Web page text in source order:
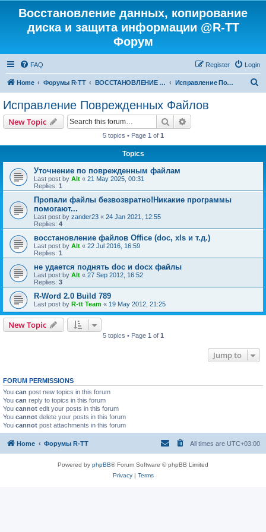
Восстановление данных, копирование
диска и защита информации @R-TT
Форум
FAQ Login
Register
Home Форумы R-TT ВОССТАНОВЛЕНИЕ ДАННЫХ И УДАЛЕННЫХ ФАЙЛОВ Исправление Поврежденных Файлов
Исправление Поврежденных Файлов
New Topic Search
5 topics • Page 1 of 1
Topics
Уточнение по поврежденным файлам
Last post by Alt « 21 May 2025, 00:31
Replies: 1
Пропали файлы безвозвратно!Никакие программы
помогают...
Last post by zander23 « 24 Jan 2021, 12:55
Replies: 4
восстановление файлов Office (doc, xls и т.д.)
Last post by Alt « 22 Jul 2016, 16:59
Replies: 1
не удается поднять doc и docx файлы
Last post by Alt « 27 Sep 2012, 16:52
Replies: 3
R-Word 2.0 Build 789
Last post by R-tt Team « 19 May 2012, 21:25
New Topic
5 topics • Page 1 of 1
Jump to
FORUM PERMISSIONS
You can post new topics in this forum
You can reply to topics in this forum
You cannot edit your posts in this forum
You cannot delete your posts in this forum
You cannot post attachments in this forum
Home Форумы R-TT All times are UTC+03:00
Powered by phpBB® Forum Software © phpBB Limited
Privacy| Terms